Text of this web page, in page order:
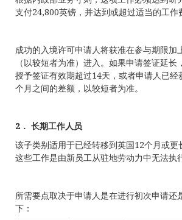
支付24,800英镑，并达到或超过适当的工作
成功的入境许可申请人将获准在参与期限加
（以较短者为准）进入。如果申请签证延
授予签证有效期超过14天，或者申请人已经
个月之间的差额，以较短者为准。
2． 长期工作人员
该子类别适用于已经转移到英国12个月或更
这些工作是由新员工从驻地劳动力中无法执
所需要点取决于申请人是在进行初次申请还
下：